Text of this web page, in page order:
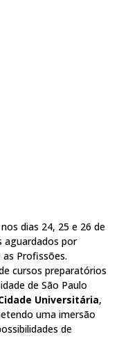
dias 24, 25 e 26 de
aguardados por
Profissões.
cursos preparatórios
de São Paulo
Universitária,
uma imersão
de